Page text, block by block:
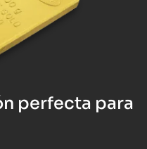
perfecta para